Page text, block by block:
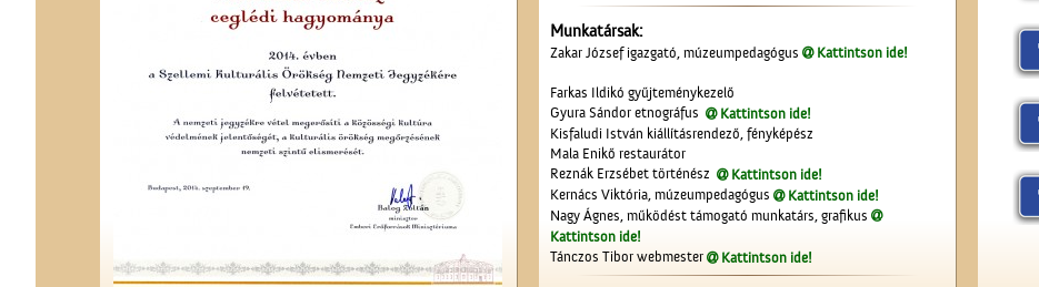
Munkatársak:
Zakar József igazgató, múzeumpedagógus Kattintson ide!
Farkas Ildikó gyűjteménykezelő
Gyura Sándor etnográfus
Kattintson ide!
Kisfaludi István kiállításrendező, fényképész
Mala Enikő restaurátor
Reznák Erzsébet történész
Kattintson ide!
Kernács Viktória, múzeumpedagógus
Kattintson ide!
Nagy Ágnes, működést támogató munkatárs, grafikus
Kattintson ide!
Tánczos Tibor webmester
Kattintson ide!